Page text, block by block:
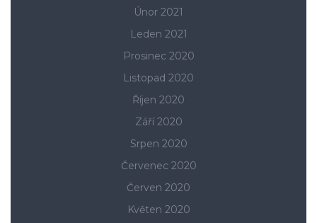
Únor 2021
Leden 2021
Prosinec 2020
Listopad 2020
Říjen 2020
Září 2020
Srpen 2020
Červenec 2020
Červen 2020
Květen 2020